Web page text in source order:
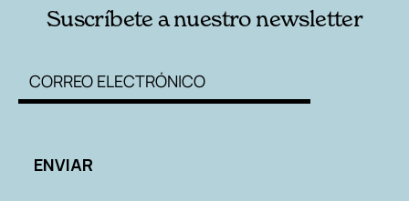
Suscríbete a nuestro newsletter